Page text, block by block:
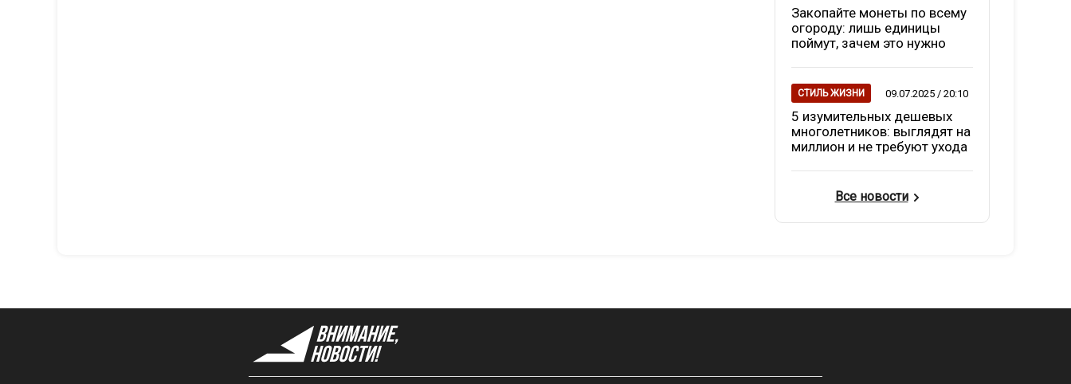
Закопайте монеты по всему
огороду: лишь единицы
поймут, зачем это нужно
СТИЛЬ ЖИЗНИ 09.07.2025 / 20:10
5 изумительных дешевых
многолетников: выглядят на
миллион и не требуют ухода
Все новости